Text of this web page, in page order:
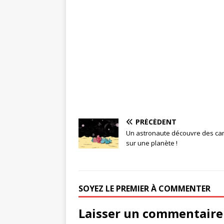
PRÉCÉDENT
Un astronaute découvre des
sur une planète !
SOYEZ LE PREMIER À COMMENTER
Laisser un commentaire